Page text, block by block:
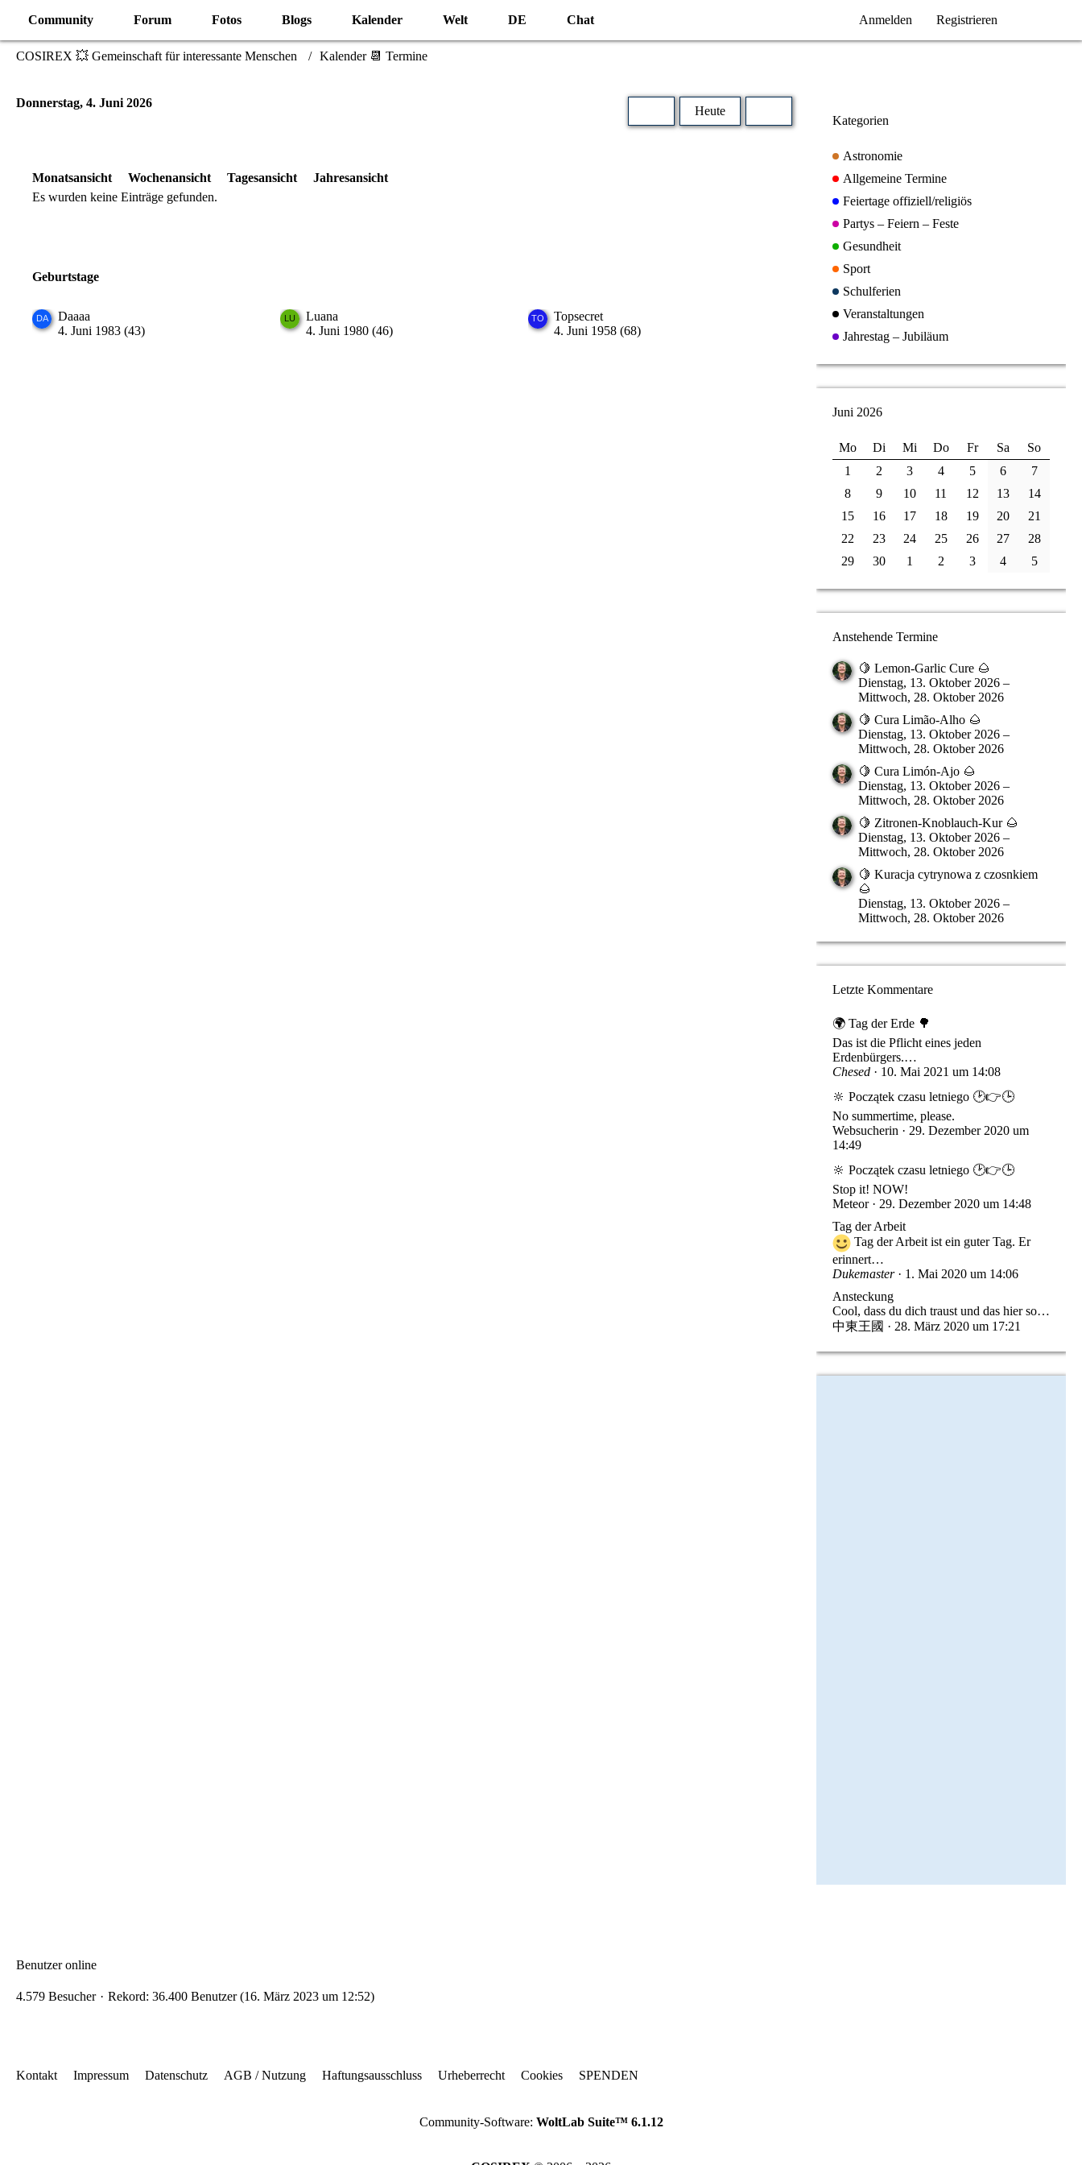
Community Forum Fotos Blogs Kalender Welt DE Chat Anmelden Registrieren
COSIREX 💥 Gemeinschaft für interessante Menschen Kalender 📆 Termine
Donnerstag, 4. Juni 2026
Heute
Monatsansicht Wochenansicht Tagesansicht
Jahresansicht
Es wurden keine Einträge gefunden.
Geburtstage
Daaaa
4. Juni 1983 (43)
Luana
4. Juni 1980 (46)
Topsecret
4. Juni 1958 (68)
Kategorien
Astronomie
Allgemeine Termine
Feiertage offiziell/religiös
Partys – Feiern – Feste
Gesundheit
Sport
Schulferien
Veranstaltungen
Jahrestag – Jubiläum
Juni 2026
Mo Di Mi Do Fr Sa
So
1
2 3 4 5 6
7
8
9 10 11 12 13
14
15
16 17 18 19 20
21
22
23 24 25 26 27
28
29
30 1 2 3 4 5
Anstehende Termine
🍋 Lemon-Garlic Cure 🌰
Dienstag, 13. Oktober 2026 –
Mittwoch, 28. Oktober 2026
🍋 Cura Limão-Alho 🌰
Dienstag, 13. Oktober 2026 –
Mittwoch, 28. Oktober 2026
🍋 Cura Limón-Ajo 🌰
Dienstag, 13. Oktober 2026 –
Mittwoch, 28. Oktober 2026
🍋 Zitronen-Knoblauch-Kur 🌰
Dienstag, 13. Oktober 2026 –
Mittwoch, 28. Oktober 2026
🍋 Kuracja cytrynowa z czosnkiem
🌰
Dienstag, 13. Oktober 2026 –
Mittwoch, 28. Oktober 2026
Letzte Kommentare
🌍 Tag der Erde 🌳
Das ist die Pflicht eines jeden
Erdenbürgers.…
Chesed
10. Mai 2021 um 14:08
🔆 Początek czasu letniego 🕑👉🕒
No summertime, please.
Websucherin
29. Dezember 2020 um
14:49
🔆 Początek czasu letniego 🕑👉🕒
Stop it! NOW!
Meteor
29. Dezember 2020 um 14:48
Tag der Arbeit
Tag der Arbeit ist ein guter Tag. Er
erinnert…
Dukemaster
1. Mai 2020 um 14:06
Ansteckung
Cool, dass du dich traust und das hier so…
中東王國
28. März 2020 um 17:21
Benutzer online
4.579 Besucher Rekord: 36.400 Benutzer (16. März 2023 um 12:52)
Kontakt Impressum Datenschutz AGB / Nutzung Haftungsausschluss Urheberrecht Cookies SPENDEN
Community-Software: WoltLab Suite™ 6.1.12